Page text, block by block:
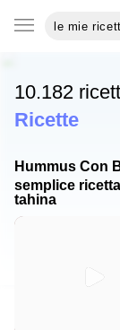
10.182
Ricette
Hummus Con
semplice
tahina